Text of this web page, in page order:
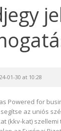
01-30 at 10:28
Powered for
az uniós
(kkv-kat)